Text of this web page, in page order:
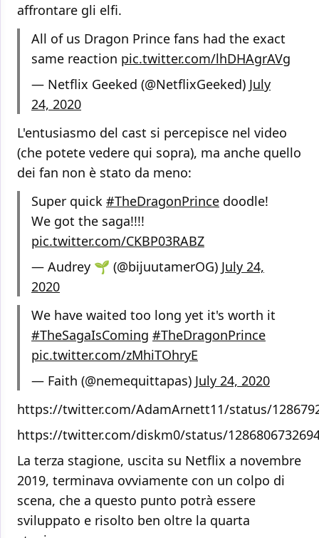
affrontare gli elfi.
All of us Dragon Prince fans had the exact
same reaction pic.twitter.com/lhDHAgrAVg
— Netflix Geeked (@NetflixGeeked) July
24, 2020
L'entusiasmo del cast si percepisce nel video
(che potete vedere qui sopra), ma anche quello
dei fan non è stato da meno:
Super quick #TheDragonPrince doodle!
We got the saga!!!!
pic.twitter.com/CKBP03RABZ
— Audrey 🌱 (@bijuutamerOG) July 24,
2020
We have waited too long yet it's worth it
#TheSagaIsComing #TheDragonPrince
pic.twitter.com/zMhiTOhryE
— Faith (@nemequittapas) July 24, 2020
https://twitter.com/AdamArnett11/status/
https://twitter.com/diskm0/status/
La terza stagione, uscita su Netflix a novembre
2019, terminava ovviamente con un colpo di
scena, che a questo punto potrà essere
sviluppato e risolto ben oltre la quarta